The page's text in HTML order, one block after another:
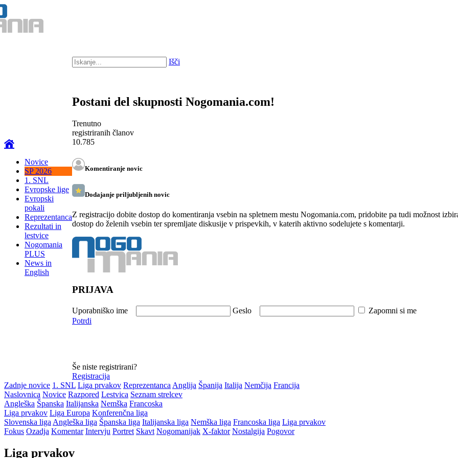
Novice
SP 2026
1. SNL
Evropske lige
Evropski
pokali
Reprezentanca
Rezultati in
lestvice
Nogomania
PLUS
News in
English
Išči
Postani del skupnosti Nogomania.com!
Trenutno
registriranih članov
10.785
Komentiranje novic
Dodajanje priljubljenih novic
Z registracijo dobite dostop do komentiranja vsebin na spletnem mestu Nogomania.com, pridobite pa tudi možnost
dostop do želenih vsebin ter spremljate diskusije v prispevkih, v katerih aktivno sodelujete s komentarji.
PRIJAVA
Uporabniško ime Geslo Zapomni si me
Potrdi
Še niste registrirani?
Registracija
Zadnje novice 1. SNL Liga prvakov Reprezentanca Anglija Španija Italija Nemčija Francija
Naslovnica Novice Razpored Lestvica Seznam strelcev
Angleška Španska Italijanska Nemška Francoska
Liga prvakov Liga Europa Konferenčna liga
Slovenska liga Angleška liga Španska liga Italijanska liga Nemška liga Francoska liga Liga prvakov
Fokus Ozadja Komentar Intervju Portret Skavt Nogomanijak X-faktor Nostalgija Pogovor
Liga prvakov